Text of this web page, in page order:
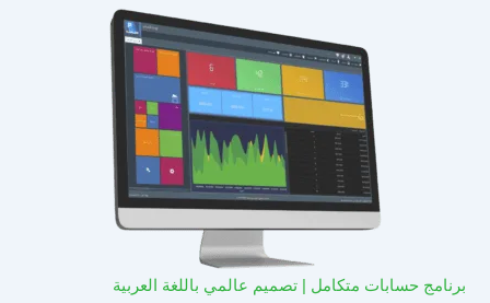
برنامج حسابات متكامل | تصميم عالمي باللغة العربية